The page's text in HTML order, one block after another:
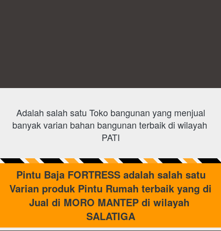
banyak varian bahan bangunan terbaik di wilayah
PATI
Varian produk Pintu Rumah terbaik yang di
Jual di MORO MANTEP di wilayah
SALATIGA